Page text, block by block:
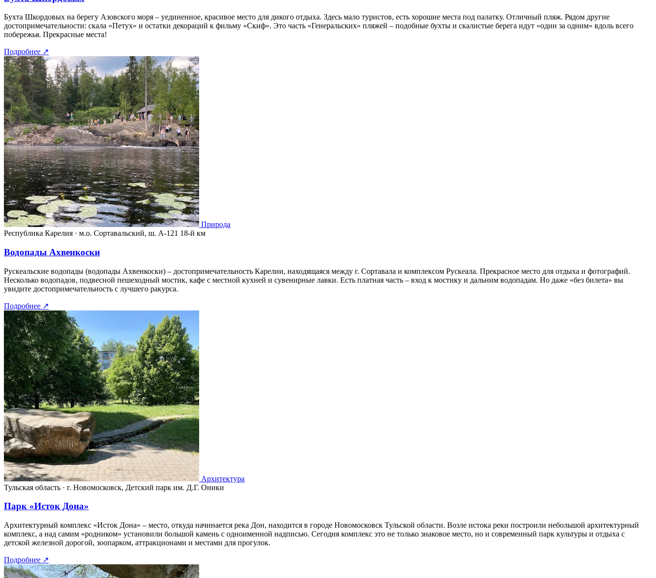
Бухта Шкордовых на берегу Азовского моря – уединенное, красивое место для дикого отдыха. Здесь мало туристов, есть хорошие места под палатку. Отличный пляж. Рядом другие
достопримечательности: скала «Петух» и остатки декораций к фильму «Скиф». Это часть «Генеральских» пляжей – подобные бухты и скалистые берега идут «один за одним» вдоль всего
побережья. Прекрасные места!
Подробнее ↗
Природа
Республика Карелия · м.о. Сортавальский, ш. А-121 18-й км
Водопады Ахвенкоски
Рускеальские водопады (водопады Ахвенкоски) – достопримечательность Карелии, находящаяся между г. Сортавала и комплексом Рускеала. Прекрасное место для отдыха и фотографий.
Несколько водопадов, подвесной пешеходный мостик, кафе с местной кухней и сувенирные лавки. Есть платная часть – вход к мостику и дальним водопадам. Но даже «без билета» вы
увидите достопримечательность с лучшего ракурса.
Подробнее ↗
Архитектура
Тульская область · г. Новомосковск, Детский парк им. Д.Г. Оники
Парк «Исток Дона»
Архитектурный комплекс «Исток Дона» – место, откуда начинается река Дон, находится в городе Новомосковск Тульской области. Возле истока реки построили небольшой архитектурный
комплекс, а над самим «родником» установили большой камень с одноименной надписью. Сегодня комплекс это не только знаковое место, но и современный парк культуры и отдыха с
детской железной дорогой, зоопарком, аттракционами и местами для прогулок.
Подробнее ↗